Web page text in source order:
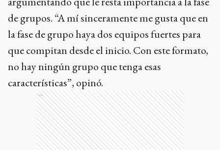
de grupos. “A mí sinceramente me gusta que en
la fase de grupo haya dos equipos fuertes para
que compitan desde el inicio. Con este formato,
no hay ningún grupo que tenga esas
características”, opinó.
Ads